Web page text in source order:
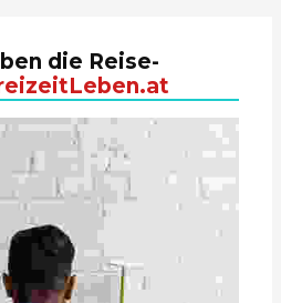
die Reise-